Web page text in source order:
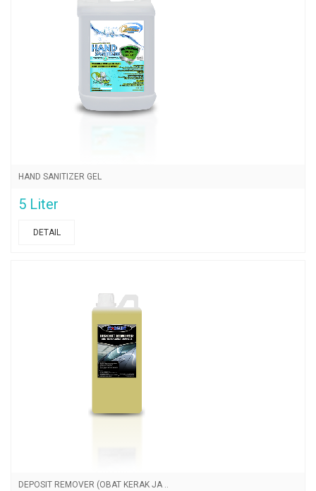
HAND SANITIZER GEL
5 Liter
DETAIL
DEPOSIT REMOVER (OBAT KERAK JA ..